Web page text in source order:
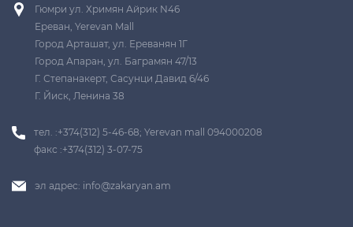
Гюмри ул. Хримян Айрик N46
Ереван, Yerevan Mall
Город Арташат, ул. Ереванян 1Г
Город Апаран, ул. Баграмян 47/13
Г. Степанакерт, Сасунци Давид 6/46
Г. Йиск, Ленина 38
тел. :+374(312) 5-46-68; Yerevan mall 094000208
факс :+374(312) 3-07-75
эл адрес: info@zakaryan.am